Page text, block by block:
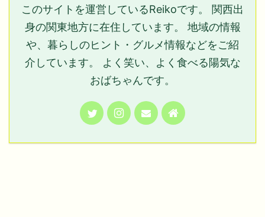
このサイトを運営しているReikoです。 関西出
身の関東地方に在住しています。 地域の情報
や、暮らしのヒント・グルメ情報などをご紹
介しています。 よく笑い、よく食べる陽気な
おばちゃんです。